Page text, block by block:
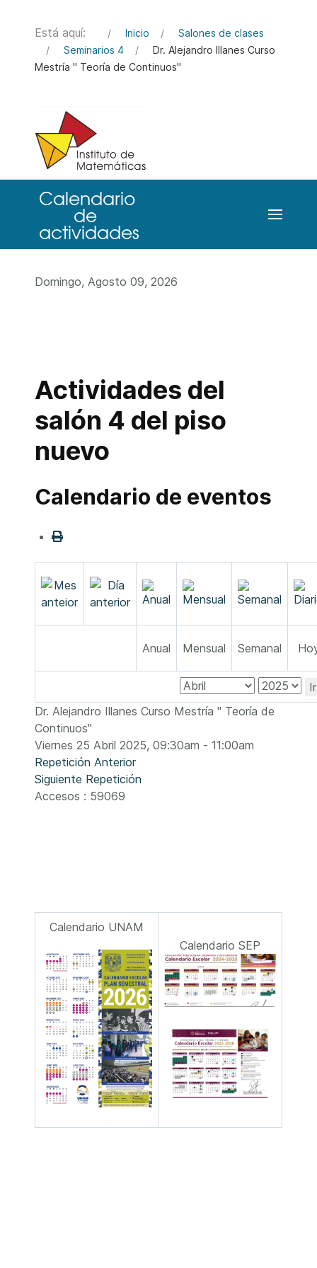
Está aquí: Inicio
Salones de clases
Seminarios 4
Dr. Alejandro Illanes Curso
Mestría " Teoría de Continuos"
Domingo, Agosto 09, 2026
Actividades del
salón 4 del piso
nuevo
Calendario de eventos
Anual Mensual Semanal
Dr. Alejandro Illanes Curso Mestría " Teoría de
Continuos"
Viernes 25 Abril 2025, 09:30am - 11:00am
Repetición Anterior
Siguiente Repetición
Accesos : 59069
Calendario UNAM
Calendario SEP